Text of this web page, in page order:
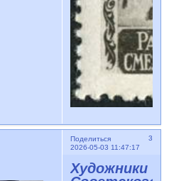
Поделиться
3
2026-05-03 11:47:17
Художники